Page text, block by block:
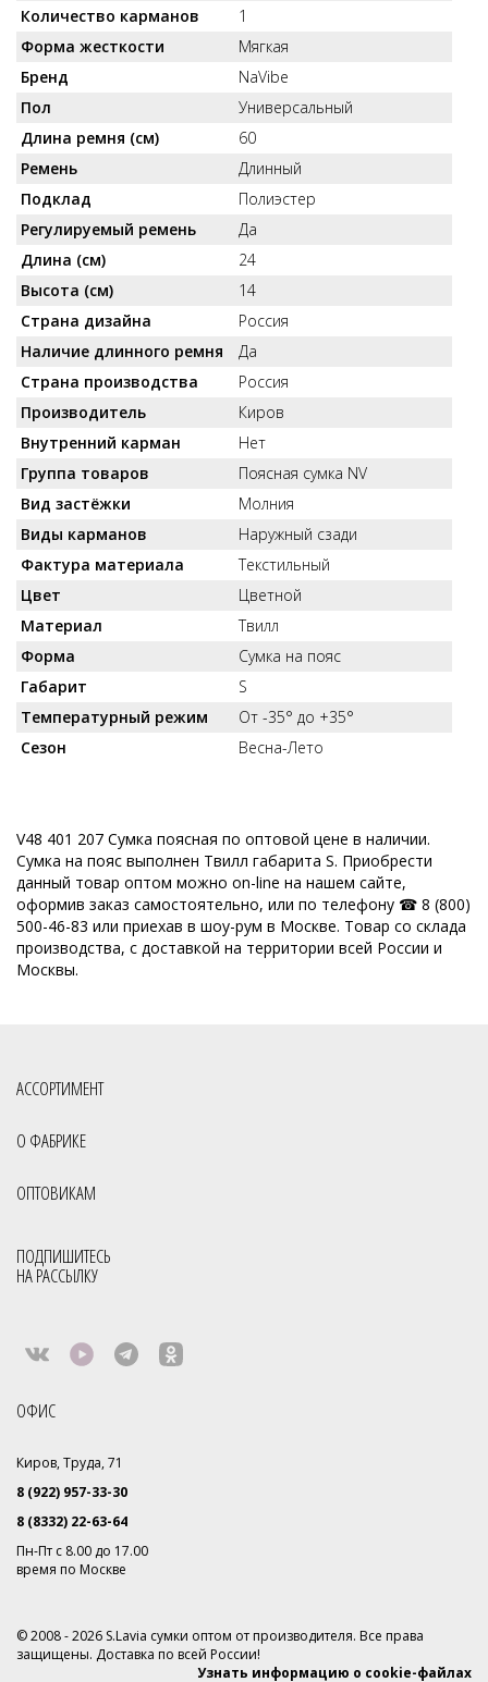
Количество карманов
1
Форма жесткости
Мягкая
Бренд
NaVibe
Пол
Универсальный
Длина ремня (см)
60
Ремень
Длинный
Подклад
Полиэстер
Регулируемый ремень
Да
Длина (см)
24
Высота (см)
14
Страна дизайна
Россия
Наличие длинного ремня
Да
Страна производства
Россия
Производитель
Киров
Внутренний карман
Нет
Группа товаров
Поясная сумка NV
Вид застёжки
Молния
Виды карманов
Наружный сзади
Фактура материала
Текстильный
Цвет
Цветной
Материал
Твилл
Форма
Сумка на пояс
Габарит
S
Температурный режим
От -35° до +35°
Сезон
Весна-Лето
V48 401 207 Сумка поясная по оптовой цене в наличии.
Сумка на пояс выполнен Твилл габарита S. Приобрести
данный товар оптом можно on-line на нашем сайте,
оформив заказ самостоятельно, или по телефону ☎ 8 (800)
500-46-83 или приехав в шоу-рум в Москве. Товар со склада
производства, с доставкой на территории всей России и
Москвы.
АССОРТИМЕНТ
О ФАБРИКЕ
ОПТОВИКАМ
ПОДПИШИТЕСЬ
НА РАССЫЛКУ
ОФИС
Киров, Труда, 71
8 (922) 957-33-30
8 (8332) 22-63-64
Пн-Пт с 8.00 до 17.00
время по Москве
© 2008 - 2026 S.Lavia сумки оптом от производителя. Все права
защищены. Доставка по всей России!
Узнать информацию о cookie-файлах